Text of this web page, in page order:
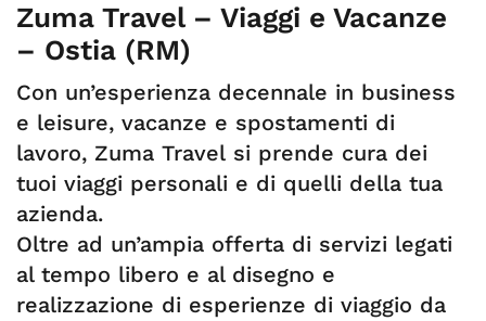
Zuma Travel – Viaggi e Vacanze
– Ostia (RM)
Con un’esperienza decennale in business
e leisure, vacanze e spostamenti di
lavoro, Zuma Travel si prende cura dei
tuoi viaggi personali e di quelli della tua
azienda.
Oltre ad un’ampia offerta di servizi legati
al tempo libero e al disegno e
realizzazione di esperienze di viaggio da